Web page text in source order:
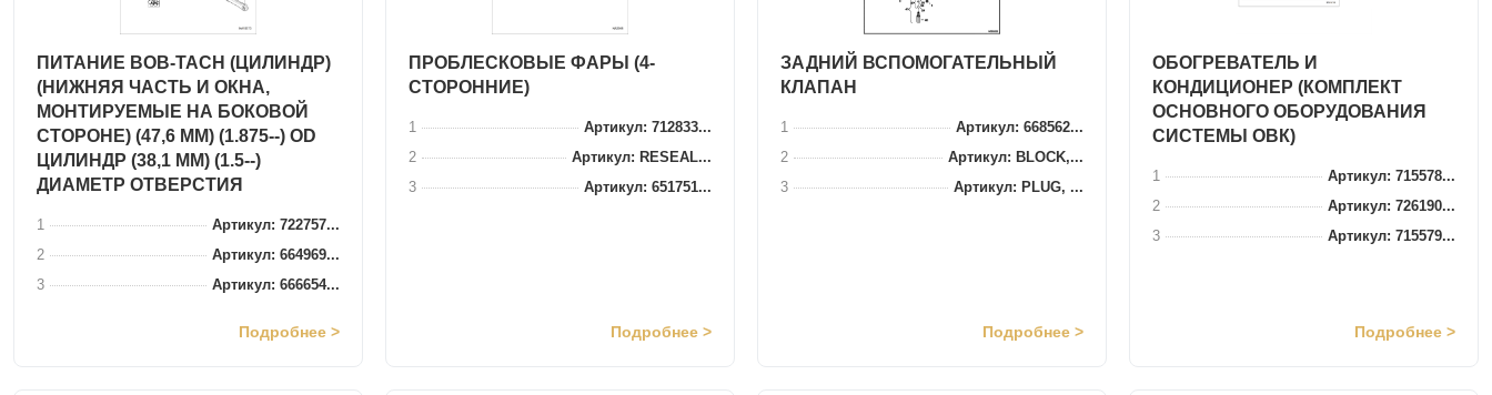
ПИТАНИЕ BOB-TACH (ЦИЛИНДР)
(НИЖНЯЯ ЧАСТЬ И ОКНА,
МОНТИРУЕМЫЕ НА БОКОВОЙ
СТОРОНЕ) (47,6 ММ) (1.875--) OD
ЦИЛИНДР (38,1 ММ) (1.5--)
ДИАМЕТР ОТВЕРСТИЯ
1
Артикул: 722757...
2
Артикул: 664969...
3
Артикул: 666654...
Подробнее >
ПРОБЛЕСКОВЫЕ ФАРЫ (4-
СТОРОННИЕ)
1
Артикул: 712833...
2
Артикул: RESEAL...
3
Артикул: 651751...
Подробнее >
ЗАДНИЙ ВСПОМОГАТЕЛЬНЫЙ
КЛАПАН
1
Артикул: 668562...
2
Артикул: BLOCK,...
3
Артикул: PLUG, ...
Подробнее >
ОБОГРЕВАТЕЛЬ И
КОНДИЦИОНЕР (КОМПЛЕКТ
ОСНОВНОГО ОБОРУДОВАНИЯ
СИСТЕМЫ ОВК)
1
Артикул: 715578...
2
Артикул: 726190...
3
Артикул: 715579...
Подробнее >